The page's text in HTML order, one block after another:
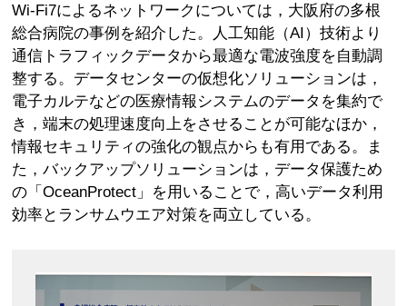
Wi-Fi7によるネットワークについては，大阪府の多根
総合病院の事例を紹介した。人工知能（AI）技術より
通信トラフィックデータから最適な電波強度を自動調
整する。データセンターの仮想化ソリューションは，
電子カルテなどの医療情報システムのデータを集約で
き，端末の処理速度向上をさせることが可能なほか，
情報セキュリティの強化の観点からも有用である。ま
た，バックアップソリューションは，データ保護ため
の「OceanProtect」を用いることで，高いデータ利用
効率とランサムウエア対策を両立している。